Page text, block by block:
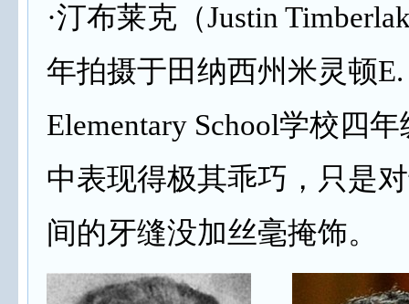
·汀布莱克（Justin
年拍摄于田纳西州米灵顿E.
Elementary School学校四
中表现得极其乖巧，只是
间的牙缝没加丝毫掩饰。